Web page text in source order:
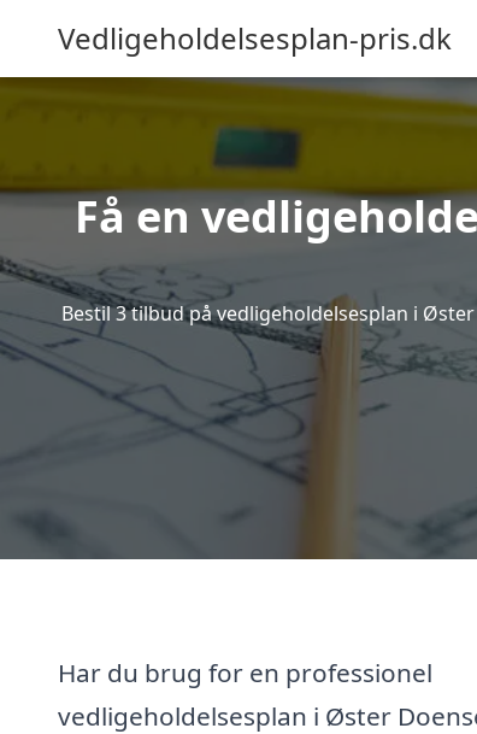
Vedligeholdelsesplan-pris.dk
Få en
Bestil 3 tilbud på vedligeholdelsesplan i
Har du brug for en professionel
vedligeholdelsesplan i Øster